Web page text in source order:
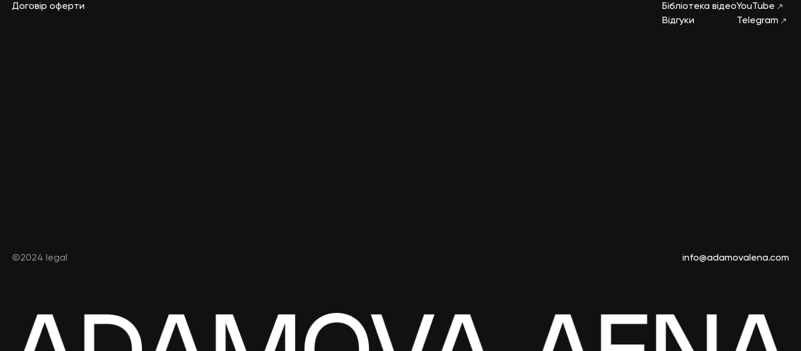
Договір оферти
Бібліотека відео
Відгуки
YouTube
Telegram
©2024 legal info@adamovalena.com